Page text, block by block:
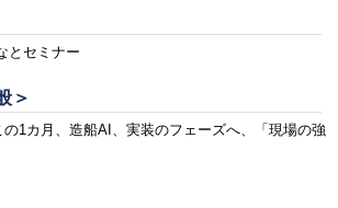
とセミナー
＞
1カ月、造船AI、実装のフェーズへ、「現場の強